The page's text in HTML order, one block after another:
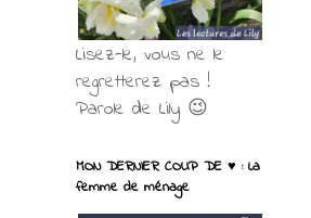
Lisez-le, vous ne le
regretterez pas !
Parole de Lily 😉
MON DERNIER COUP DE ♥ : La
femme de ménage